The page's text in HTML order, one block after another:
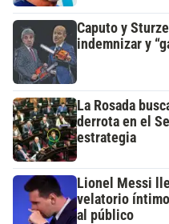
Caputo y
indemnizar y
La Rosada
derrota en el
estrategia
Lionel Messi
velatorio
al público